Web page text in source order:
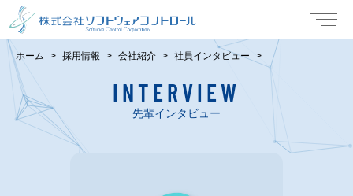
ホーム 採用情報 会社紹介 社員インタビュー
INTERVIEW